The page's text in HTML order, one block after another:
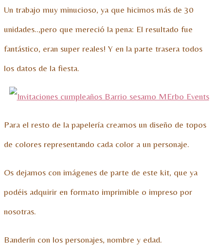
Un trabajo muy minucioso, ya que hicimos más de 30
unidades..,pero que mereció la pena: El resultado fue
fantástico, eran super reales! Y en la parte trasera todos
los datos de la fiesta.
Para el resto de la papelería creamos un diseño de topos
de colores representando cada color a un personaje.
Os dejamos con imágenes de parte de este kit, que ya
podéis adquirir en formato imprimible o impreso por
nosotras.
Banderín con los personajes, nombre y edad.